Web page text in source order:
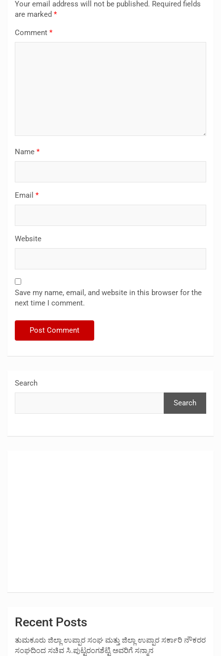
Your email address will not be published. Required fields
are marked *
Comment *
Name *
Email *
Website
Save my name, email, and website in this browser for the
next time I comment.
Search
Search
Recent Posts
ತುಮಕೂರು ಜಿಲ್ಲಾ ಉಪ್ಪಾರ ಸಂಘ ಮತ್ತು ಜಿಲ್ಲಾ ಉಪ್ಪಾರ ಸರ್ಕಾರಿ ನೌಕರರ
ಸಂಘದಿಂದ ಸಚಿವ ಸಿ.ಪುಟ್ಟರಂಗಶೆಟ್ಟಿ ಅವರಿಗೆ ಸನ್ಮಾನ